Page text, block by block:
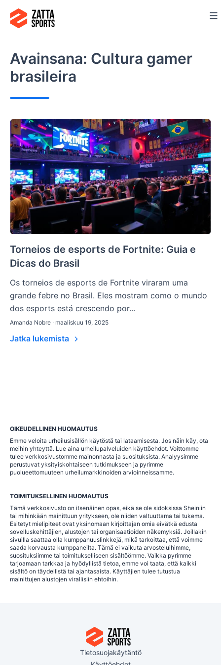
Siirry
sisältöön
Avainsana: Cultura gamer
brasileira
Torneios de esports de Fortnite: Guia e
Dicas do Brasil
Os torneios de esports de Fortnite viraram uma
grande febre no Brasil. Eles mostram como o mundo
dos esports está crescendo por...
Amanda Nobre · maaliskuu 19, 2025
Jatka lukemista
OIKEUDELLINEN HUOMAUTUS
Emme veloita urheilusisällön käytöstä tai lataamisesta. Jos näin käy, ota
meihin yhteyttä. Lue aina urheilupalveluiden käyttöehdot. Voittomme
tulee verkkosivustomme mainonnasta ja suosituksista. Analyysimme
perustuvat yksityiskohtaiseen tutkimukseen ja pyrimme
puolueettomuuteen urheilumarkkinoiden arvioinneissamme.
TOIMITUKSELLINEN HUOMAUTUS
Tämä verkkosivusto on itsenäinen opas, eikä se ole sidoksissa Sheiniin
tai mihinkään mainittuun yritykseen, ole niiden valtuuttama tai tukema.
Esitetyt mielipiteet ovat yksinomaan kirjoittajan omia eivätkä edusta
sovelluskehittäjien, alustojen tai organisaatioiden näkemyksiä. Joillakin
sivuilla saattaa olla kumppanuuslinkkejä, mikä tarkoittaa, että voimme
saada korvausta kumppaneilta. Tämä ei vaikuta arvosteluihimme,
suosituksiimme tai toimitukselliseen sisältöömme. Vaikka pyrimme
tarjoamaan tarkkaa ja hyödyllistä tietoa, emme voi taata, että kaikki
sisältö on täydellistä tai ajantasaista. Käyttäjien tulee tutustua
mainittujen alustojen virallisiin ehtoihin.
Tietosuojakäytäntö